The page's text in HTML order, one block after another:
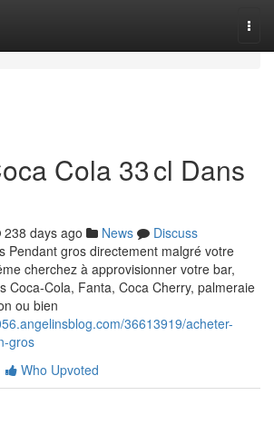
Cola 33 cl Dans
238 days ago News
Discuss
Pendant gros directement malgré votre
cherchez à approvisionner votre bar,
Coca-Cola, Fanta, Coca Cherry, palmeraie
ou bien
36613919/acheter-
gros
Who Upvoted